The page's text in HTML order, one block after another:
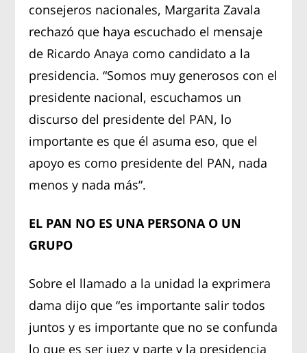
consejeros nacionales, Margarita Zavala
rechazó que haya escuchado el mensaje
de Ricardo Anaya como candidato a la
presidencia. “Somos muy generosos con el
presidente nacional, escuchamos un
discurso del presidente del PAN, lo
importante es que él asuma eso, que el
apoyo es como presidente del PAN, nada
menos y nada más”.
EL PAN NO ES UNA PERSONA O UN
GRUPO
Sobre el llamado a la unidad la exprimera
dama dijo que “es importante salir todos
juntos y es importante que no se confunda
lo que es ser juez y parte y la presidencia